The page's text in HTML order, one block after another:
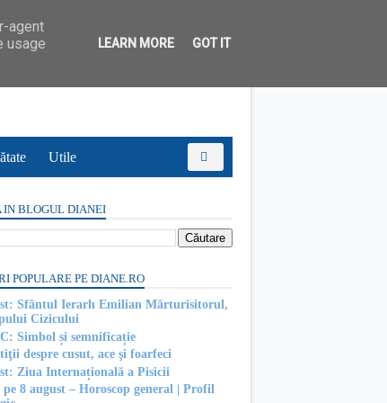
Utile
IN BLOGUL DIANEI
POPULARE PE DIANE.RO
Sfântul Ierarh Emilian Mărturisitorul,
Cizicului
Simbol și semnificație
despre cusut, ace şi foarfeci
Ziua Internațională a Pisicii
pe 8 august – Horoscop general | Profil
agent
usage
LEARN MORE GOT IT